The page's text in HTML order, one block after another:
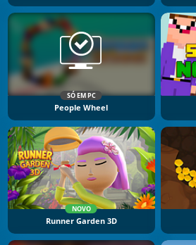
SÓ EM PC
People Wheel
NOVO
Runner Garden 3D